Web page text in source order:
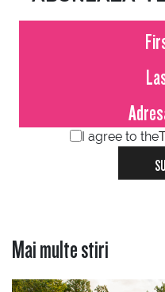
I agree to the
Mai multe stiri